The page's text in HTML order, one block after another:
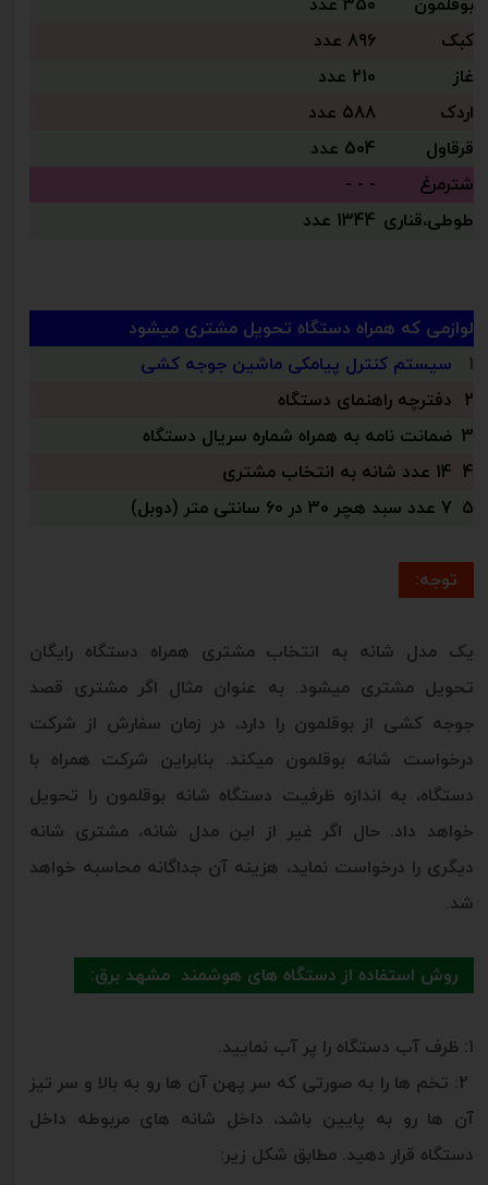
کبک
896 عدد
غاز
210 عدد
اردک
588 عدد
قرقاول
504 عدد
شترمرغ
- - -
طوطی،قناری 1344 عدد
لوازمی که همراه دستگاه تحویل مشتری میشود
1
سیستم کنترل پیامکی ماشین جوجه کشی
2 دفترچه راهنمای دستگاه
3 ضمانت نامه به همراه شماره سریال دستگاه
4 14 عدد شانه به انتخاب مشتری
5 7 عدد سبد هچر 30 در 60 سانتی متر (دوبل)
توجه:
یک مدل شانه به انتخاب مشتری همراه دستگاه رایگان
تحویل مشتری میشود. به عنوان مثال اگر مشتری قصد
جوجه کشی از بوقلمون را دارد، در زمان سفارش از شرکت
درخواست شانه بوقلمون میکند. بنابراین شرکت همراه با
دستگاه، به اندازه ظرفیت دستگاه شانه بوقلمون را تحویل
خواهد داد. حال اگر غیر از این مدل شانه، مشتری شانه
دیگری را درخواست نماید، هزینه آن جداگانه محاسبه خواهد
شد.
روش استفاده از دستگاه های هوشمند مشهد برق:
1: ظرف آب دستگاه را پر آب نمایید.
2: تخم ها را به صورتی که سر پهن آن ها رو به بالا و سر تیز
آن ها رو به پایین باشد، داخل شانه های مربوطه داخل
دستگاه قرار دهید. مطابق شکل زیر: